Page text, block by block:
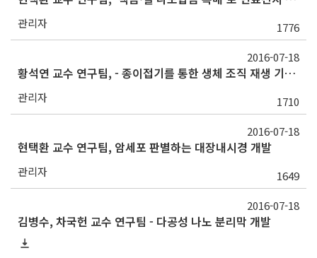
관리자 1776
황석연 교수 연구팀, - 종이접기를 통한 생체 조직 재생 기술 개발
관리자 1710
2016-07-18
현택환 교수 연구팀, 암세포 판별하는 대장내시경 개발
관리자 1649
2016-07-18
김병수, 차국헌 교수 연구팀 - 다공성 나노 분리막 개발
2016-07-18